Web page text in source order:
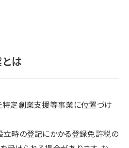
は
特定創業支援等事業に位置づけ
立時の登記にかかる登録免許税の